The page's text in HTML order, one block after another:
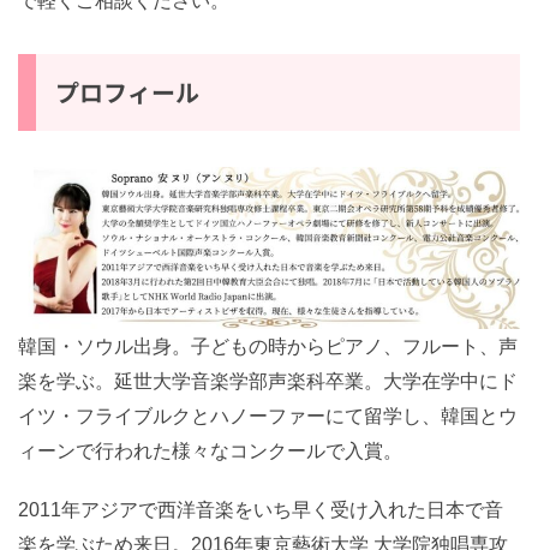
プロフィール
韓国・ソウル出身。子どもの時からピアノ、フルート、
声楽を学ぶ。延世大学音楽学部声楽科卒業。大学在学中
にドイツ・フライブルクとハノーファーにて留学し、韓
国とウィーンで行われた様々なコンクールで入賞。
2011年アジアで西洋音楽をいち早く受け入れた日本で